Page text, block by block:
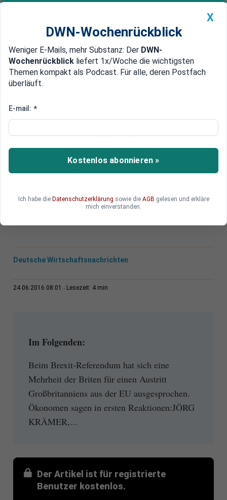
Newsticker MEIN DWN: Geldanlage Premium
Edelmetalle DWN-Magazin China
Unsicherheit über die Scheidung
Ökonomen zum Brexit: „Jetzt
herrscht erst einmal Panik“
Die Chefvolkswirte der Banken sind sich einig:
von Panik. Doch die meisten sehen die
Deutsche Wirtschaftsnachrichten
24.06.2016 08:01 Lesezeit: 4 min
Im Folgenden:
Beim Brexit-Referendum hat sich eine
Mehrheit der Briten für einen Austritt
Großbritanniens aus der EU ausgesprochen.
Ökonomen sagen in ersten Reaktionen:JÖRG
KRÄMER,...
Der Artikel ist für registrierte
Benutzer kostenlos.
X
DWN-Wochenrückblick
Weniger E-Mails, mehr Substanz: Der DWN-
Wochenrückblick liefert 1x/Woche die wichtigsten
Themen kompakt als Podcast. Für alle, deren Postfach
überläuft.
E-mail: *
Kostenlos abonnieren »
Ich habe die Datenschutzerklärung sowie die AGB gelesen und erkläre
mich einverstanden.